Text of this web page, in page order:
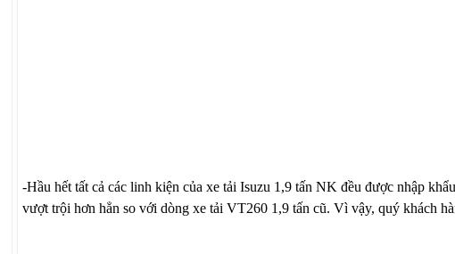
-Hầu hết tất cả các linh kiện của xe tải Isuzu 1,9 tấn NK đều được nhập
vượt trội hơn hẳn so với dòng xe tải VT260 1,9 tấn cũ. Vì vậy, quý khách